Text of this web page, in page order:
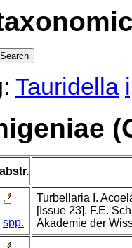
Tauridella
abstr.
spp.
Turbellaria I.
[Issue 23]. F.E.
Akademie der